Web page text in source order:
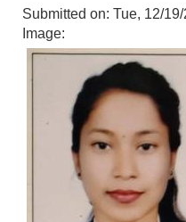
Submitted on: Tue, 12/
Image: